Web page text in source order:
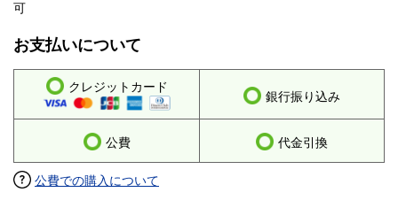
可
お支払いについて
クレジットカード
銀行振り込み
公費 代金引換
公費での購入について